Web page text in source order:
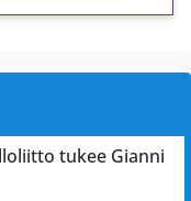
tukee Gianni